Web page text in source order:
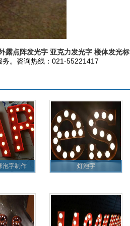
露点阵发光字 亚克力发光字 楼体发光标
务。咨询热线：021-55221417
泡字制作 灯泡字